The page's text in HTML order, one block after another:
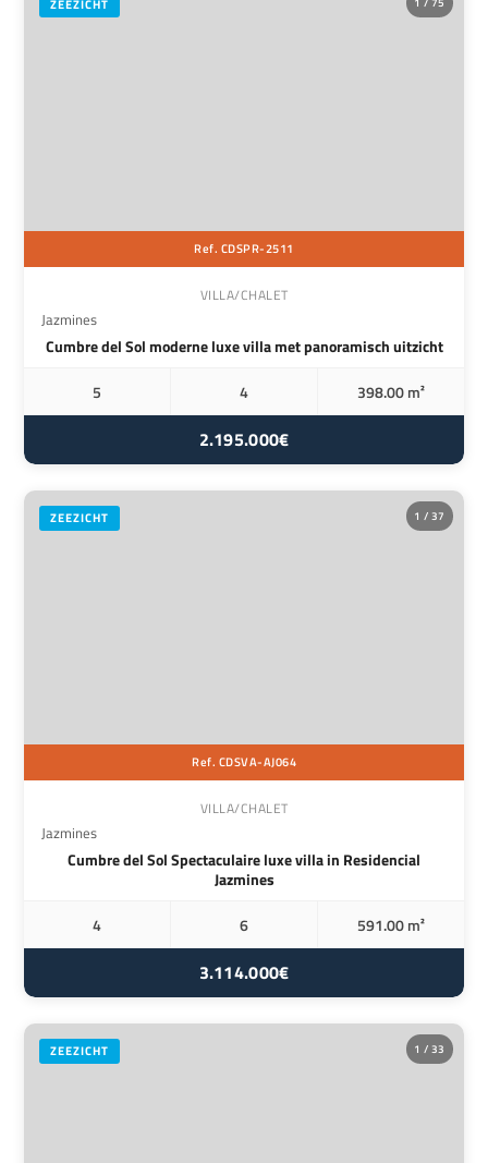
ZEEZICHT
Ref. CDSPR-2511
VILLA/CHALET
Jazmines
Cumbre del Sol moderne luxe villa met panoramisch uitzicht
5
4 398.00 m²
2.195.000€
1 / 37
ZEEZICHT
Ref. CDSVA-AJ064
VILLA/CHALET
Jazmines
Cumbre del Sol Spectaculaire luxe villa in Residencial
Jazmines
4
6 591.00 m²
3.114.000€
1 / 33
ZEEZICHT